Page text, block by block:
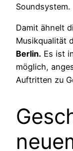
Soundsystem.
Damit ähnelt
Musikqualität
Berlin. Es ist
möglich,
Auftritten zu